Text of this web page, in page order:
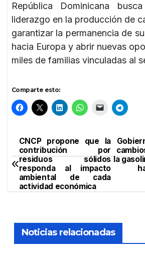
República Dominicana
liderazgo en la producción de
garantizar la permanencia de
hacia Europa y abrir nuevas
miles de familias vinculadas al
Comparte esto:
Navegación
de
entradas
la
CNCP propone que la
contribución por
residuos sólidos
responda al impacto
ambiental de cada
actividad económica
Noticias relacionadas